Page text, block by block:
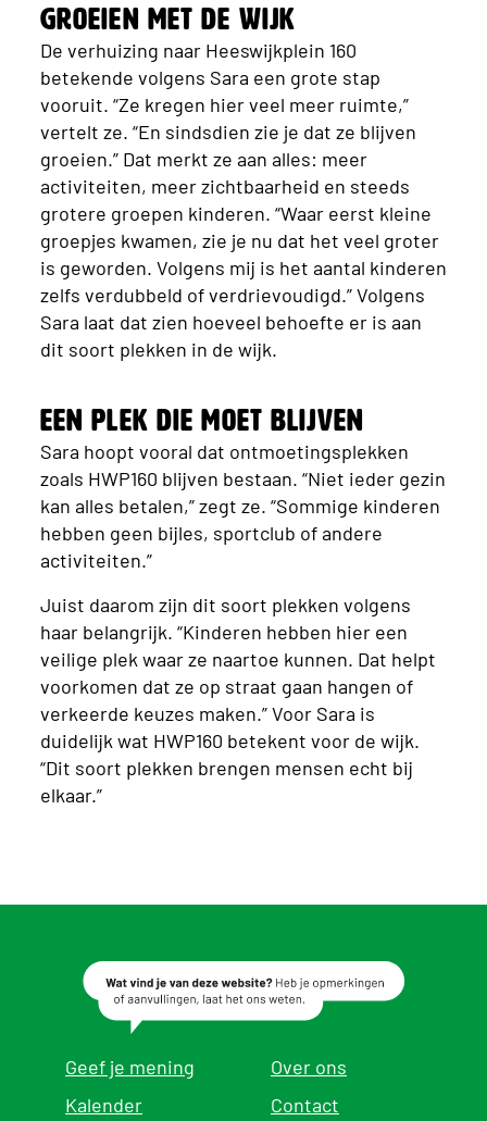
Groeien met de wijk
De verhuizing naar Heeswijkplein 160
betekende volgens Sara een grote stap
vooruit. “Ze kregen hier veel meer ruimte,”
vertelt ze. “En sindsdien zie je dat ze blijven
groeien.” Dat merkt ze aan alles: meer
activiteiten, meer zichtbaarheid en steeds
grotere groepen kinderen. “Waar eerst kleine
groepjes kwamen, zie je nu dat het veel groter
is geworden. Volgens mij is het aantal kinderen
zelfs verdubbeld of verdrievoudigd.” Volgens
Sara laat dat zien hoeveel behoefte er is aan
dit soort plekken in de wijk.
Een plek die moet blijven
Sara hoopt vooral dat ontmoetingsplekken
zoals HWP160 blijven bestaan. “Niet ieder gezin
kan alles betalen,” zegt ze. “Sommige kinderen
hebben geen bijles, sportclub of andere
activiteiten.”
Juist daarom zijn dit soort plekken volgens
haar belangrijk. “Kinderen hebben hier een
veilige plek waar ze naartoe kunnen. Dat helpt
voorkomen dat ze op straat gaan hangen of
verkeerde keuzes maken.” Voor Sara is
duidelijk wat HWP160 betekent voor de wijk.
“Dit soort plekken brengen mensen echt bij
elkaar.”
Geef je mening
Kalender
Over ons
Contact